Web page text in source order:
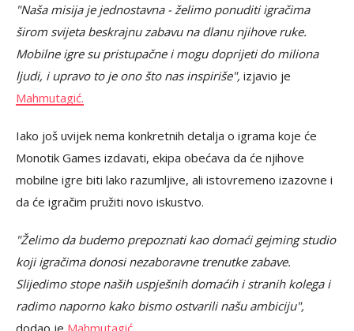
"Naša misija je jednostavna - želimo ponuditi igračima
širom svijeta beskrajnu zabavu na dlanu njihove ruke.
Mobilne igre su pristupačne i mogu doprijeti do miliona
ljudi, i upravo to je ono što nas inspiriše", izjavio je
Mahmutagić.
Iako još uvijek nema konkretnih detalja o igrama koje će
Monotik Games izdavati, ekipa obećava da će njihove
mobilne igre biti lako razumljive, ali istovremeno izazovne i
da će igračim pružiti novo iskustvo.
"Želimo da budemo prepoznati kao domaći gejming studio
koji igračima donosi nezaboravne trenutke zabave.
Slijedimo stope naših uspješnih domaćih i stranih kolega i
radimo naporno kako bismo ostvarili našu ambiciju",
dodao je Mahmutagić.